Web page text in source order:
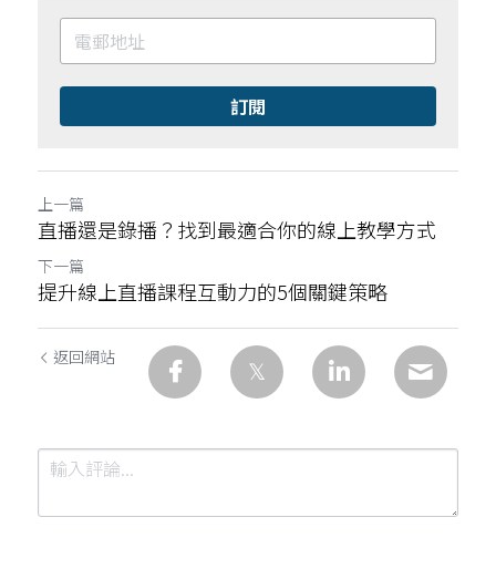
訂閱
上一篇
直播還是錄播？找到最適合你的線上教學方式
下一篇
提升線上直播課程互動力的5個關鍵策略
返回網站